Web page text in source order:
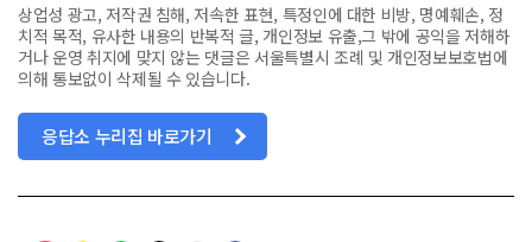
상업성 광고, 저작권 침해, 저속한 표현, 특정인에 대한 비방, 명예훼손, 정
치적 목적, 유사한 내용의 반복적 글, 개인정보 유출,그 밖에 공익을 저해하
거나 운영 취지에 맞지 않는 댓글은 서울특별시 조례 및 개인정보보호법에
의해 통보없이 삭제될 수 있습니다.
응답소 누리집 바로가기